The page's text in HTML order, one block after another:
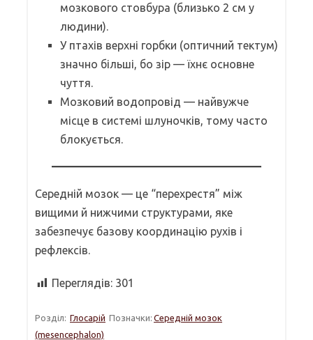
мозкового стовбура (близько 2 см у
людини).
У птахів верхні горбки (оптичний тектум)
значно більші, бо зір — їхнє основне
чуття.
Мозковий водопровід — найвужче
місце в системі шлуночків, тому часто
блокується.
Середній мозок — це “перехрестя” між
вищими й нижчими структурами, яке
забезпечує базову координацію рухів і
рефлексів.
Переглядів: 301
Розділ: Глосарій Позначки: Середній мозок
(mesencephalon)